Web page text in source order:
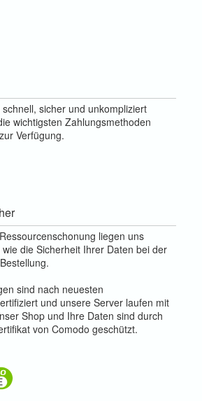
sicher und unkompliziert
wichtigsten Zahlungsmethoden
Verfügung.
liegen uns
die Sicherheit Ihrer Daten bei der
sind nach neuesten
und unsere Server laufen mit
Shop und Ihre Daten sind durch
von Comodo geschützt.